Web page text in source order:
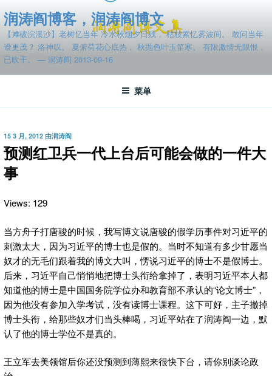
至
容
润涛阎博客，润涛阎博文
【摊破浣溪沙】老树忆当年 冷水秋烟夕日残， 枯枝索忆雾波间。 敢问当年
谁更茂？ 洛神叹。 夏俯荷花心底热， 秋抛色叶玉笛寒。 有限激情无限恨，
已吹干。 — 润涛阎 2013-09-16
菜单
发
布
于
15 3 月, 2012 由润涛阎
预测红卫兵一代上台后可能会做的一件大
事
Views: 129
当方舟子打唐骏的时候，我写博文说唐骏的假学历事件对习近平的
刺激太大，因为习近平的博士也是假的。当时不知道有多少甘愿当
奴才的无毛们跟着我的博文大叫，愣说习近平的博士不是假博士。
后来，习近平自己悄悄地把博士头衔给拿掉了，表明习近平本人都
知道他的博士是中国国务院学位办和教育部不承认的“论文博士”，
因为他没有参加入学考试，没有读博士课程。这下可好，主子撤掉
博士头衔，给那些奴才们当头棒喝，习近平站在了润涛阎一边，默
认了他的博士学位不是真的。
王立军去美领馆后你还没预测到薄熙来很快下台，请你别谈论政